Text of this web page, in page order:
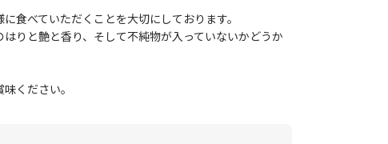
食べていただくことを大切にしております。
りと艶と香り、そして不純物が入っていないかどうか
ください。